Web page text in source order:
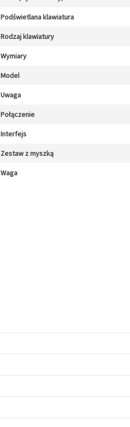
Podświetlana klawiatura
Rodzaj klawiatury
Wymiary
Model
Uwaga
Połączenie
Interfejs
Zestaw z myszką
Waga